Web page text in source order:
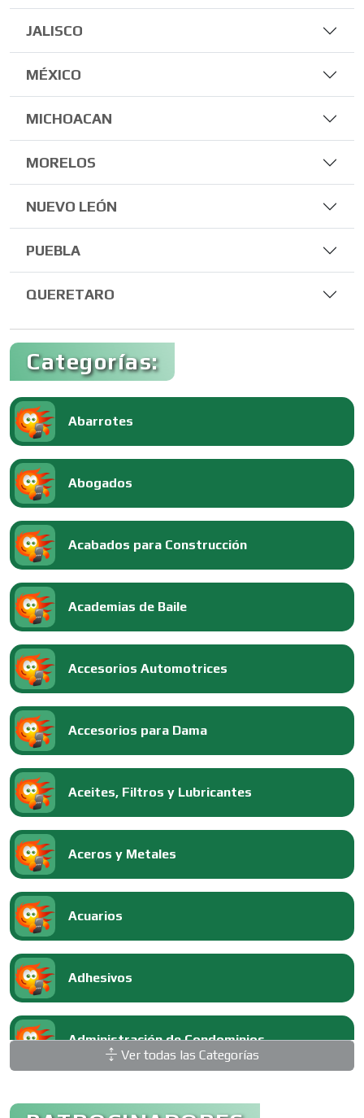
JALISCO
MÉXICO
MICHOACAN
MORELOS
NUEVO LEÓN
PUEBLA
QUERETARO
Categorías:
Abarrotes
Abogados
Acabados para Construcción
Academias de Baile
Accesorios Automotrices
Accesorios para Dama
Aceites, Filtros y Lubricantes
Aceros y Metales
Acuarios
Adhesivos
Administración de Condominios
Administración de Empresas
Ver todas las Categorías